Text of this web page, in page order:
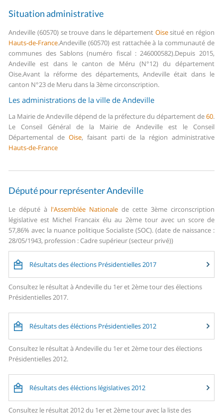
Situation administrative
Andeville (60570) se trouve dans le département Oisesitué en région
Hauts-de-France.Andeville (60570) est rattachée à la communauté de
communes des Sablons (numéro fiscal : 246000582).Depuis 2015,
Andeville est dans le canton de Méru (N°12) du département
Oise.Avant la réforme des départements, Andeville était dans le
canton N°23 de Meru dans la 3ème circonscription.
Les administrations de la ville de Andeville
La Mairie de Andeville dépend de la préfecture du département de60.
Le Conseil Général de la Mairie de Andeville est le Conseil
Départemental de Oise, faisant parti de la région administrative
Hauts-de-France
Député pour représenter Andeville
Le député à l'Assemblée Nationale de cette 3ème circonscription
législative est Michel Francaix élu au 2ème tour avec un score de
57,86% avec la nuance politique Socialiste (SOC). (date de naissance :
28/05/1943, profession : Cadre supérieur (secteur privé))
Résultats des élections Présidentielles 2017
Consultez le résultat à Andeville du 1er et 2ème tour des élections
Présidentielles 2017.
Résultats des éléctions Présidentielles 2012
Consultez le résultat à Andeville du 1er et 2ème tour des élections
Présidentielles 2012.
Résultats des éléctions législatives 2012
Consultez le résultat 2012 du 1er et 2ème tour avec la liste des